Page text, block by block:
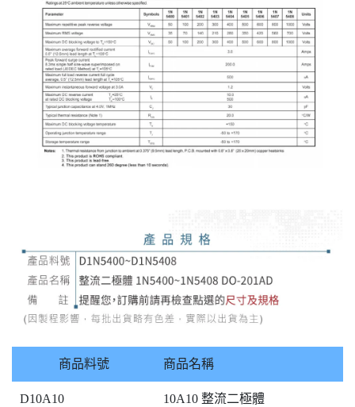
商品料號 商品名稱
D10A10 10A10 整流二極體